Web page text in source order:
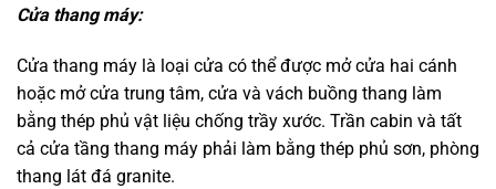
Cửa thang máy:
Cửa thang máy là loại cửa có thể được mở cửa hai cánh
hoặc mở cửa trung tâm, cửa và vách buồng thang làm
bằng thép phủ vật liệu chống trầy xước. Trần cabin và tất
cả cửa tầng thang máy phải làm bằng thép phủ sơn, phòng
thang lát đá granite.